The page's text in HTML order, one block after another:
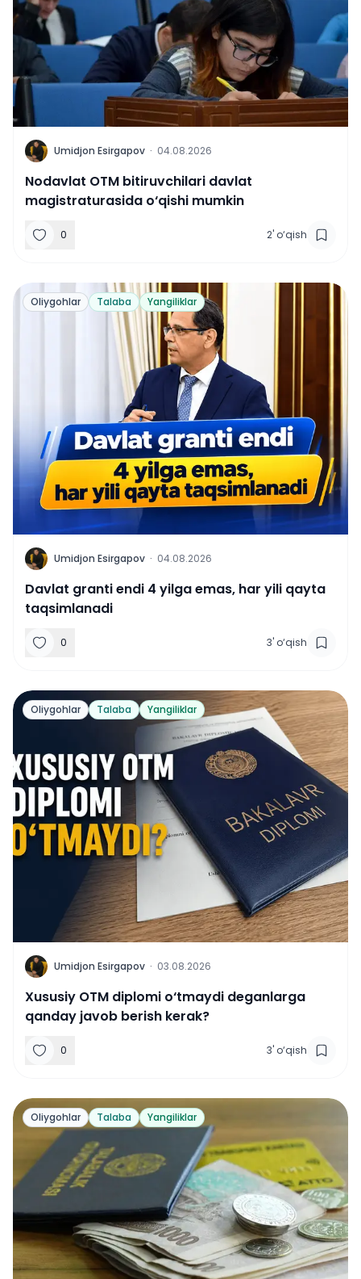
U Umidjon Esirgapov · 04.08.2026
Nodavlat OTM bitiruvchilari davlat
magistraturasida o‘qishi mumkin
0 2' o‘qish
Oliygohlar Talaba Yangiliklar
U Umidjon Esirgapov · 04.08.2026
Davlat granti endi 4 yilga emas, har yili qayta
taqsimlanadi
0 3' o‘qish
Oliygohlar Talaba Yangiliklar
U Umidjon Esirgapov · 03.08.2026
Xususiy OTM diplomi o‘tmaydi deganlarga
qanday javob berish kerak?
0 3' o‘qish
Oliygohlar Talaba Yangiliklar